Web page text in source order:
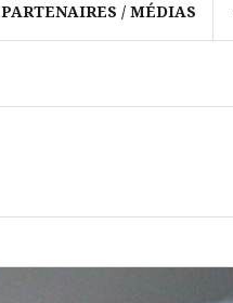
PARTENAIRES / MÉDIAS